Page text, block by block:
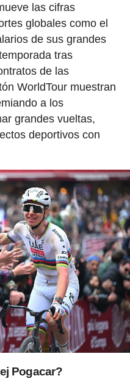
las cifras
globales como el
de sus grandes
tras
de las
WorldTour muestran
a los
grandes vueltas,
deportivos con
Pogacar?